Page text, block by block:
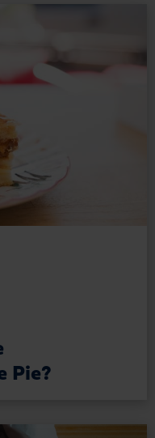
nad resztą
Pie?